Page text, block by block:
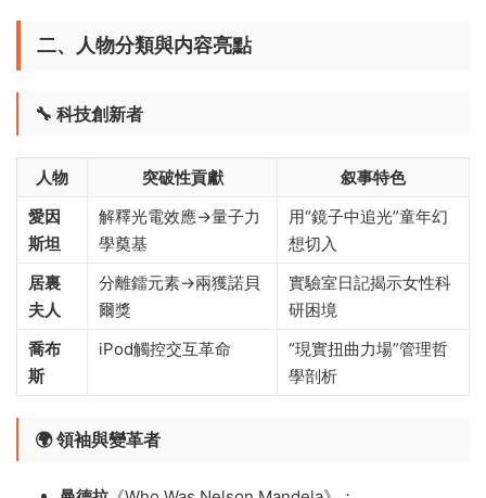
二、人物分類與内容亮點
🔧 科技創新者
人物 突破性貢獻
叙事特色
愛因
斯坦
解釋光電效應→量子力
學奠基
用“鏡子中追光”童年幻
想切入
居裏
夫人
分離鐳元素→兩獲諾貝
爾獎
實驗室日記揭示女性科
研困境
喬布
斯
iPod觸控交互革命
“現實扭曲力場”管理哲
學剖析
🌍 領袖與變革者